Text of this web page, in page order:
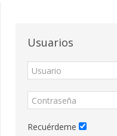
Usuarios
Recuérdeme